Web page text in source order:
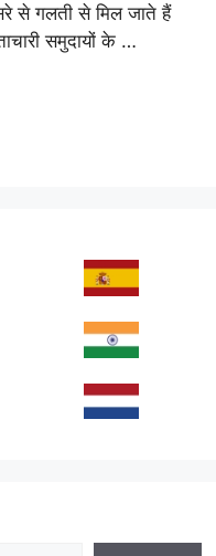
से गलती से मिल जाते हैं
समुदायों के …